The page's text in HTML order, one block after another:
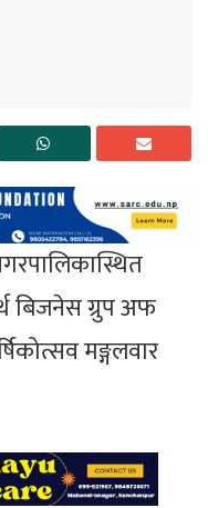
बिजनेस ग्रुप अफ
मङ्गलवार